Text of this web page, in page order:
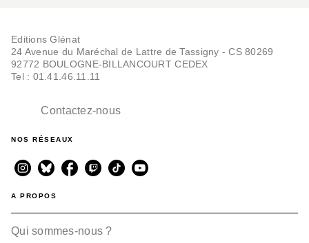
Editions Glénat
24 Avenue du Maréchal de Lattre de Tassigny - CS 80269
92772 BOULOGNE-BILLANCOURT CEDEX
Tel : 01.41.46.11.11
Contactez-nous
NOS RÉSEAUX
A PROPOS
Qui sommes-nous ?